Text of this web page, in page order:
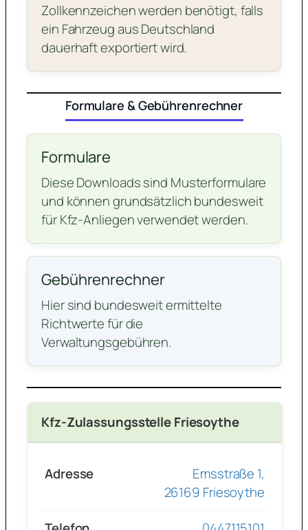
Zollkennzeichen werden benötigt, falls
ein Fahrzeug aus Deutschland
dauerhaft exportiert wird.
Formulare & Gebührenrechner
Formulare
Diese Downloads sind Musterformulare
und können grundsätzlich bundesweit
für Kfz-Anliegen verwendet werden.
Gebührenrechner
Hier sind bundesweit ermittelte
Richtwerte für die
Verwaltungsgebühren.
Kfz-Zulassungsstelle Friesoythe
Adresse
Emsstraße 1,
26169 Friesoythe